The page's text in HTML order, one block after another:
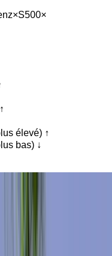
×S500×
élevé) ↑
bas) ↓